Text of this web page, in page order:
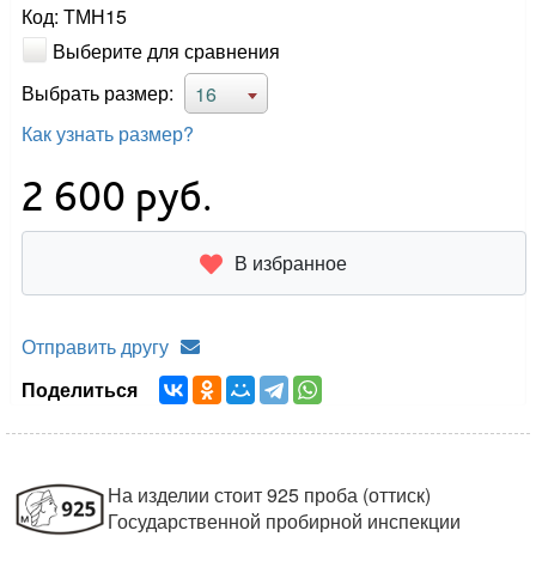
Код: ТМН15
Выберите для сравнения
Выбрать размер:
16
Как узнать размер?
2 600 руб.
В избранное
Отправить другу
Поделиться
На изделии стоит 925 проба (оттиск)
Государственной пробирной инспекции